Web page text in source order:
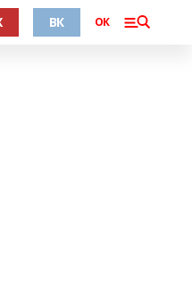
ВК ОК